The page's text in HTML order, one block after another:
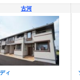
古河
ィ